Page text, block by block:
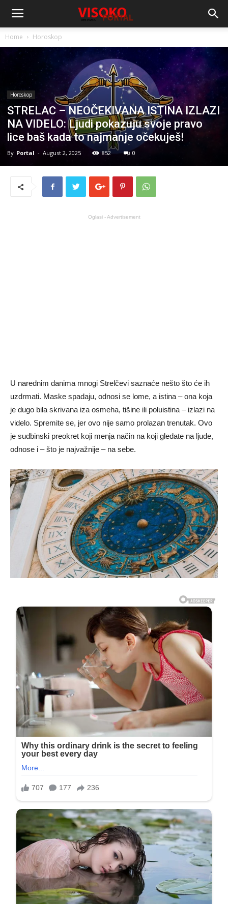
Home Horoskop
Horoskop
STRELAC – NEOČEKIVANA ISTINA IZLAZI
NA VIDELO: Ljudi pokazuju svoje pravo
lice baš kada to najmanje očekuješ!
By Portal - August 2, 2025 852 0
Oglasi - Advertisement
U narednim danima mnogi Strelčevi saznaće nešto što će ih
uzdrmati. Maske spadaju, odnosi se lome, a istina – ona koja
je dugo bila skrivana iza osmeha, tišine ili poluistina – izlazi na
videlo. Spremite se, jer ovo nije samo prolazan trenutak. Ovo
je sudbinski preokret koji menja način na koji gledate na ljude,
odnose i – što je najvažnije – na sebe.